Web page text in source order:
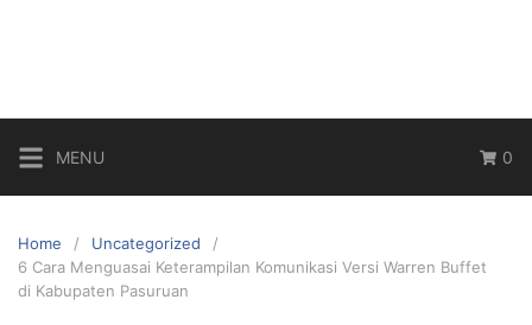
MENU 0
Home
Uncategorized
6 Cara Menguasai Keterampilan Komunikasi Versi Warren Buffet
di Kabupaten Pasuruan